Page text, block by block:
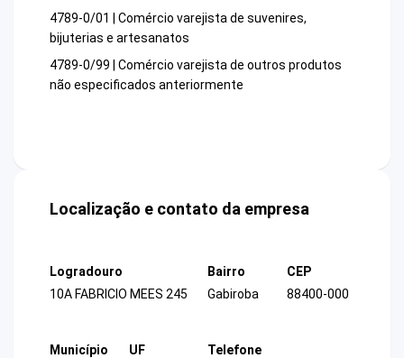
4789-0/01 | Comércio varejista de suvenires,
bijuterias e artesanatos
4789-0/99 | Comércio varejista de outros produtos
não especificados anteriormente
Localização e contato da empresa
Logradouro
10A FABRICIO MEES 245
Bairro
Gabiroba
CEP
88400-000
Município
UF
Telefone